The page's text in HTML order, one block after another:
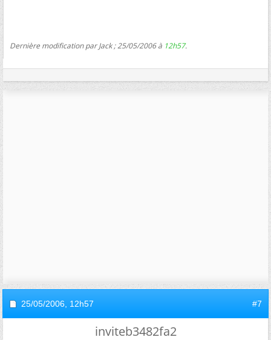
Dernière modification par Jack ; 25/05/2006 à 12h57.
25/05/2006, 12h57 #7
inviteb3482fa2